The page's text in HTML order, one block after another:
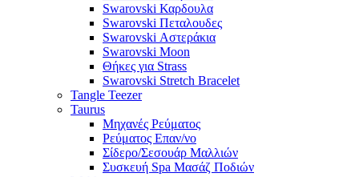
Swarovski Καρδουλα
Swarovski Πεταλουδες
Swarovski Αστεράκια
Swarovski Moon
Θήκες για Strass
Swarovski Stretch Bracelet
Tangle Teezer
Taurus
Μηχανές Ρεύματος
Ρεύματος Επαν/νο
Σίδερο/Σεσουάρ Μαλλιών
Συσκευή Spa Μασάζ Ποδιών